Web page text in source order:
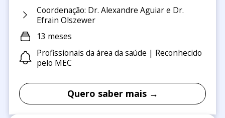
Coordenação: Dr. Alexandre Aguiar e Dr.
Efrain Olszewer
13 meses
Profissionais da área da saúde | Reconhecido
pelo MEC
Quero saber mais →